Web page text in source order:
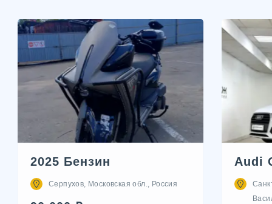
2025 Бензин
Серпухов, Московская обл., Россия
Audi